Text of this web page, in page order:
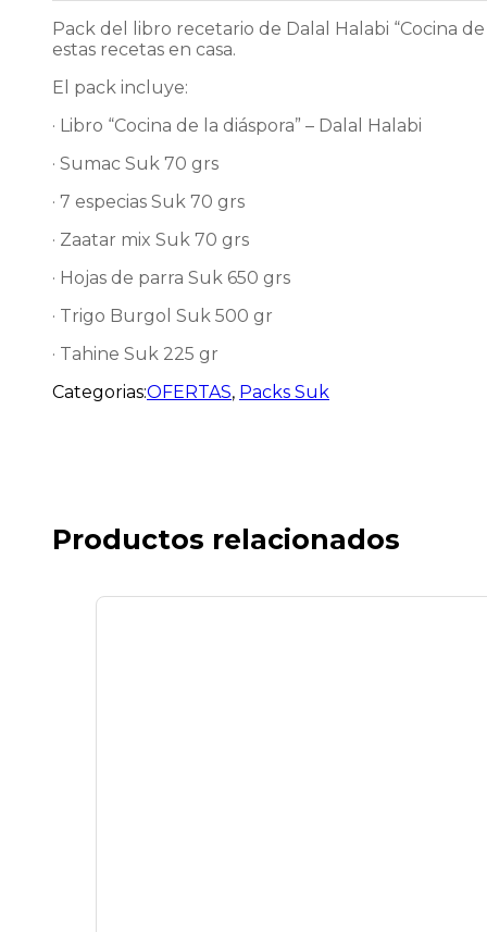
Pack del libro recetario de Dalal Halabi “Cocina
estas recetas en casa.
El pack incluye:
· Libro “Cocina de la diáspora” – Dalal Halabi
· Sumac Suk 70 grs
· 7 especias Suk 70 grs
· Zaatar mix Suk 70 grs
· Hojas de parra Suk 650 grs
· Trigo Burgol Suk 500 gr
· Tahine Suk 225 gr
Categorias:OFERTAS, Packs Suk
Productos relacionados